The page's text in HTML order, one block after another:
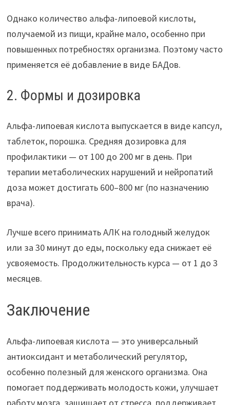
Однако количество альфа-липоевой кислоты,
получаемой из пищи, крайне мало, особенно при
повышенных потребностях организма. Поэтому часто
применяется её добавление в виде БАДов.
2. Формы и дозировка
Альфа-липоевая кислота выпускается в виде капсул,
таблеток, порошка. Средняя дозировка для
профилактики — от 100 до 200 мг в день. При
терапии метаболических нарушений и нейропатий
доза может достигать 600–800 мг (по назначению
врача).
Лучше всего принимать АЛК на голодный желудок
или за 30 минут до еды, поскольку еда снижает её
усвояемость. Продолжительность курса — от 1 до 3
месяцев.
Заключение
Альфа-липоевая кислота — это универсальный
антиоксидант и метаболический регулятор,
особенно полезный для женского организма. Она
помогает поддерживать молодость кожи, улучшает
работу мозга, защищает от стресса, поддерживает